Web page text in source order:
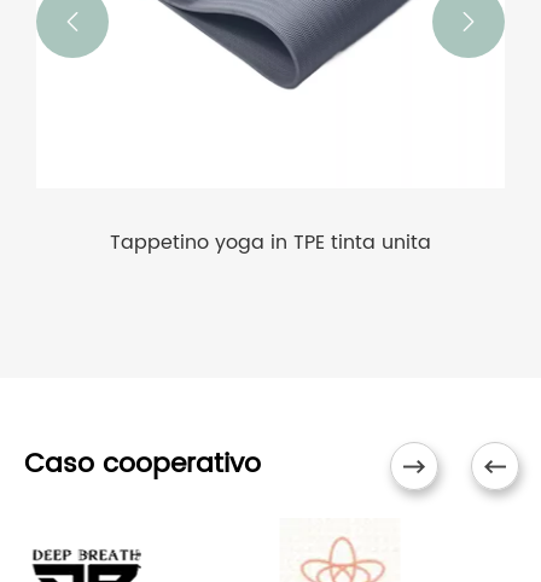
Tappetino yoga in TPE tinta unita
 
Caso cooperativo